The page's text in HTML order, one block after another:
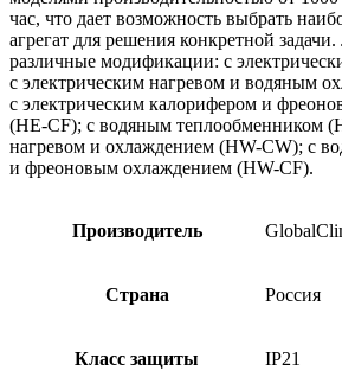
час, что дает возможность выбрать
агрегат для решения конкретной
различные модификации: с
с электрическим нагревом и водяным
с электрическим калорифером и
(HE-CF); с водяным теплообменником
нагревом и охлаждением (HW-CW); с
и фреоновым охлаждением (HW-CF).
Производитель
Страна Россия
Класс защиты IP21